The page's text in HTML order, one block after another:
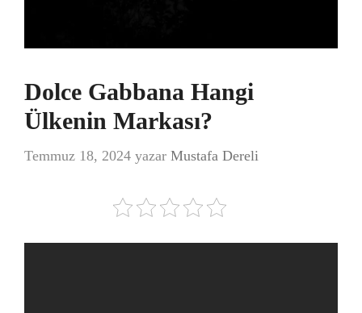
Dolce Gabbana Hangi
Ülkenin Markası?
Temmuz 18, 2024 yazar Mustafa Dereli